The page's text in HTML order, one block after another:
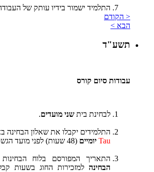
התלמיד ישמור בידיו עותק של
< הקודם
הבא >
תשע"ד
עבודות סיום קורס
לבחינת בית שני מועדים.
התלמידים יקבלו את שאלון הבחינה
Tau יומיים (48 שעות) לפני מועד הגשתה.
התאריך המפורסם בלוח
הבחינה למזכירות החוג בשעות